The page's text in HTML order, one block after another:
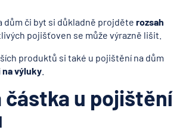
dům či byt si důkladně projděte rozsah
pojišťoven se může výrazně lišit.
produktů si také u pojištění na dům
na výluky.
částka u pojištění